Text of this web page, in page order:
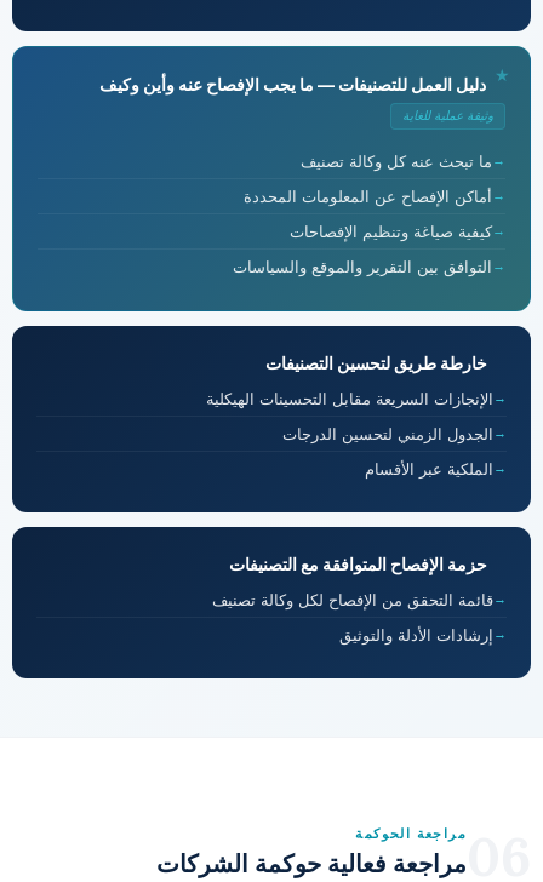
دليل العمل للتصنيفات — ما يجب الإفصاح عنه وأين وكيف
وثيقة عملية للغاية
ما تبحث عنه كل وكالة تصنيف
أماكن الإفصاح عن المعلومات المحددة
كيفية صياغة وتنظيم الإفصاحات
التوافق بين التقرير والموقع والسياسات
خارطة طريق لتحسين التصنيفات
الإنجازات السريعة مقابل التحسينات الهيكلية
الجدول الزمني لتحسين الدرجات
الملكية عبر الأقسام
حزمة الإفصاح المتوافقة مع التصنيفات
قائمة التحقق من الإفصاح لكل وكالة تصنيف
إرشادات الأدلة والتوثيق
مراجعة الحوكمة
مراجعة فعالية حوكمة الشركات